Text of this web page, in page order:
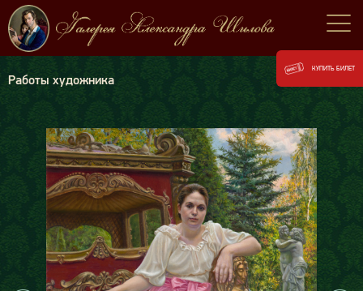
Работы художника
КУПИТЬ БИЛЕТ